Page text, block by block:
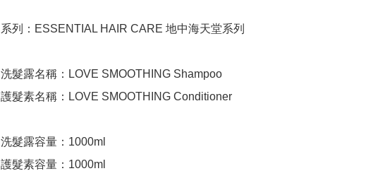
系列：ESSENTIAL HAIR CARE 地中海天堂系列
洗髮露名稱：LOVE SMOOTHING Shampoo
護髮素名稱：LOVE SMOOTHING Conditioner
洗髮露容量：1000ml
護髮素容量：1000ml